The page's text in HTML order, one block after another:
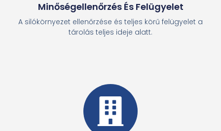
Minőségellenőrzés És Felügyelet
A silókörnyezet ellenőrzése és teljes körű felügyelet a
tárolás teljes ideje alatt.